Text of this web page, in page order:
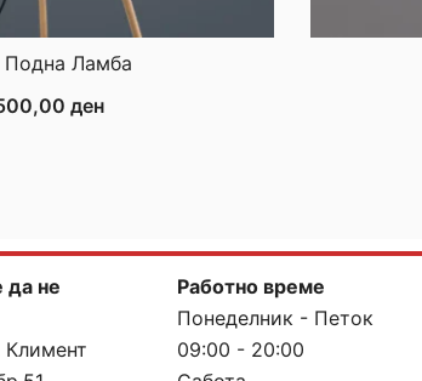
Подна Ламба
ден
не
Климент
Работно време
Понеделник - Петок
09:00 - 20:00